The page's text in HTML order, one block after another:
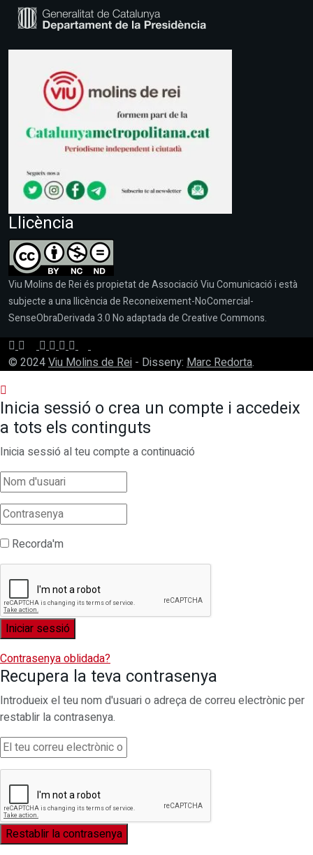
Llicència
Viu Molins de Rei és propietat de Associació Viu Comunicació i està
subjecte a una llicència de Reconeixement-NoComercial-
SenseObraDerivada 3.0 No adaptada de Creative Commons.
© 2024Viu Molins de Rei - Disseny: Marc Redorta.
Inicia sessió o crea un compte i accedeix
a tots els continguts
Inicia sessió al teu compte a continuació
Recorda'm
Contrasenya oblidada?
Recupera la teva contrasenya
Introdueix el teu nom d'usuari o adreça de correu electrònic per
restablir la contrasenya.